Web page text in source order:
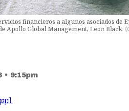
financieros a algunos asociados de
Apollo Global Management, Leon Black. (
• 9:15pm